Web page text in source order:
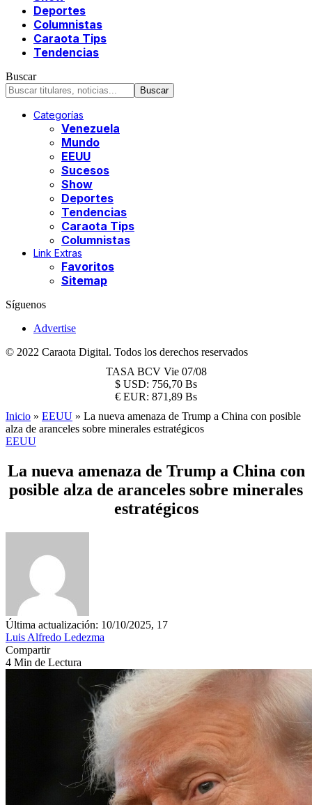
Deportes
Columnistas
Caraota Tips
Tendencias
Buscar
Categorías
Venezuela
Mundo
EEUU
Sucesos
Show
Deportes
Tendencias
Caraota Tips
Columnistas
Link Extras
Favoritos
Sitemap
Síguenos
Advertise
© 2022 Caraota Digital. Todos los derechos reservados
TASA BCV Vie 07/08
$ USD: 756,70 Bs
€ EUR: 871,89 Bs
Inicio » EEUU » La nueva amenaza de Trump a China con posible
alza de aranceles sobre minerales estratégicos
EEUU
La nueva amenaza de Trump a China con
posible alza de aranceles sobre minerales
estratégicos
Última actualización: 10/10/2025, 17
Luis Alfredo Ledezma
Compartir
4 Min de Lectura